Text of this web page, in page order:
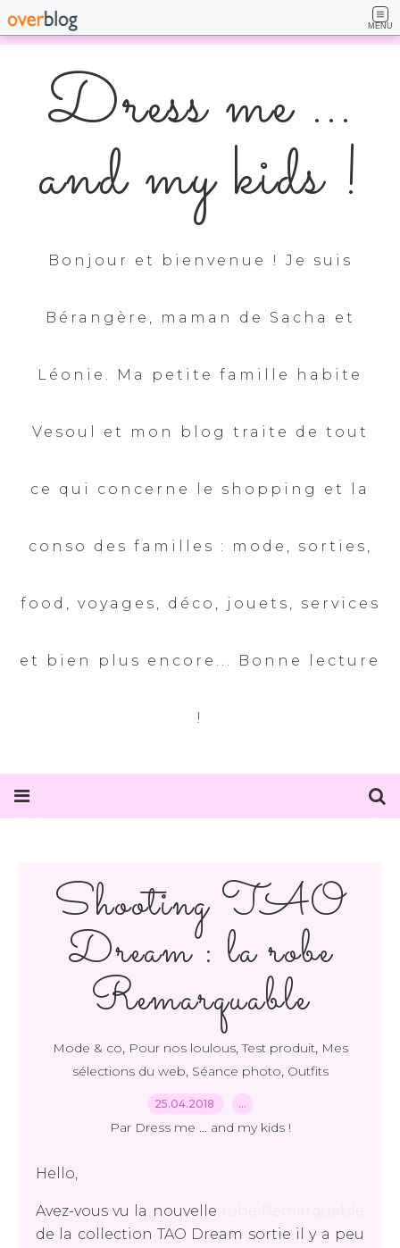
MENU
Dress me ...
and my kids !
Bonjour et bienvenue ! Je suis
Bérangère, maman de Sacha et
Léonie. Ma petite famille habite
Vesoul et mon blog traite de tout
ce qui concerne le shopping et la
conso des familles : mode, sorties,
food, voyages, déco, jouets, services
et bien plus encore... Bonne lecture
!
Shooting TAO
Dream : la robe
Remarquable
Mode & co, Pour nos loulous,Test produit, Mes
sélections du web, Séance photo, Outfits
25.04.2018 …
Par Dress me ... and my kids !
Hello,
Avez-vous vu la nouvelle
de la collection TAO Dream sortie il y a peu